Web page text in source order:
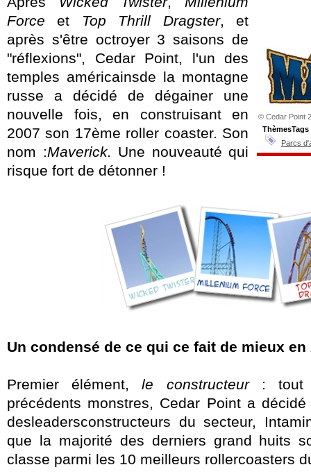
© Cedar Point
ThèmesTags
Parcs
Force et Top Thrill Dragster, et
après s'être octroyer 3 saisons de
"réflexions", Cedar Point, l'un des
temples américainsde la montagne
russe a décidé de dégainer une
nouvelle fois, en construisant en
2007 son 17ème roller coaster. Son
nom :Maverick. Une nouveauté qui
risque fort de détonner !
Un condensé de ce qui ce fait de mieux en
Premier élément,le constructeur: tout
précédents monstres, Cedar Point a
desleadersconstructeurs du secteur,
que la majorité des derniers grand huits
classe parmi les 10 meilleurs rollercoasters